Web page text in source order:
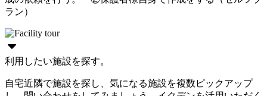
ラン）
利用したい施設を探す。
自宅近隣で施設を探し、気になる施設を複数ピックアップ